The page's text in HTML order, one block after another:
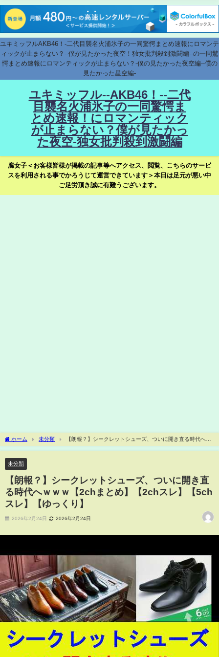
ユキミッフルAKB46！-二代目襲名火浦氷子の一同驚愕まとめ速報にロマンテ
ィックが止まらない？--僕が見たかった夜空！独女批判殺到激闘編--の一同驚
愕まとめ速報にロマンティックが止まらない？-僕の見たかった夜空編--僕の
見たかった星空編-
ユキミッフル--AKB46！--二代
目襲名火浦氷子の一同驚愕ま
とめ速報！にロマンティック
が止まらない？僕が見たかっ
た夜空-独女批判殺到激闘編
腐女子＜お客様皆様が掲載の記事等へアクセス、閲覧、こちらのサービ
スを利用される事でかろうじて運営できています＞本日は足元が悪い中
ご足労頂き誠に有難うございます。
ホーム 未分類
【朗報？】シークレットシューズ、ついに開き直る時代へｗ
ｗｗ【2chまとめ】【2chスレ】【5chスレ】【ゆっくり】
未分類
【朗報？】シークレットシューズ、ついに開き直
る時代へｗｗｗ【2chまとめ】【2chスレ】【5ch
スレ】【ゆっくり】
2026年2月24日 2026年2月24日